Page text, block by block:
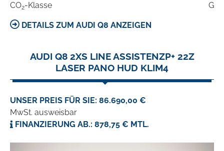
CO2-Klasse G
DETAILS ZUM AUDI Q8 ANZEIGEN
AUDI Q8 2XS LINE ASSISTENZP+ 22Z
LASER PANO HUD KLIM4
UNSER PREIS FÜR SIE: 86.690,00 €
MwSt. ausweisbar
FINANZIERUNG AB.: 878,75 € MTL.